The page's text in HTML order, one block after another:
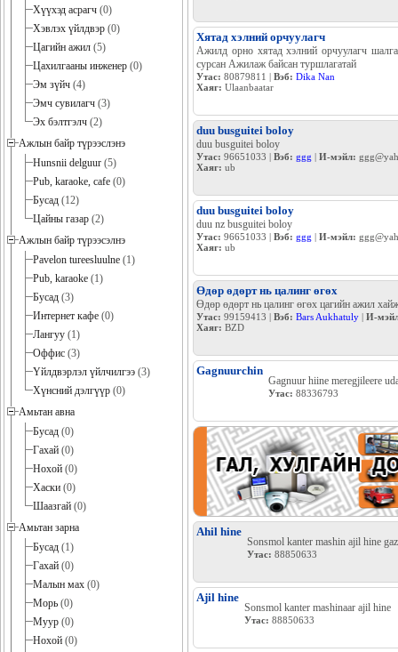
Хүүхэд асрагч (0)
Хэвлэх үйлдвэр (0)
Цагийн ажил (5)
Цахилгааны инженер (0)
Эм зүйч (4)
Эмч сувилагч (3)
Эх бэлтгэлч (2)
Ажлын байр түрээслэнэ
Hunsnii delguur (5)
Pub, karaoke, cafe (0)
Бусад (12)
Цайны газар (2)
Ажлын байр түрээсэлнэ
Pavelon tureesluulne (1)
Pub, karaoke (1)
Бусад (3)
Интернет кафе (0)
Лангуу (1)
Оффис (3)
Үйлдвэрлэл үйлчилгээ (3)
Хүнсний дэлгүүр (0)
Амьтан авна
Бусад (0)
Гахай (0)
Нохой (0)
Хаски (0)
Шаазгай (0)
Амьтан зарна
Бусад (1)
Гахай (0)
Малын мах (0)
Морь (0)
Муур (0)
Нохой (0)
Хятад хэлний орчуулагч
Ажилд орно хятад хэлний орчуулагч
сурсан Ажилаж байсан туршлагатай
Утас: 80879811 | Вэб: Dika Nan
Хаяг: Ulaanbaatar
duu busguitei boloy
duu busguitei boloy
Утас: 96651033 | Вэб: ggg | И-мэйл:
Хаяг: ub
duu busguitei boloy
duu nz busguitei boloy
Утас: 96651033 | Вэб: ggg | И-мэйл:
Хаяг: ub
Өдөр өдөрт нь цалинг өгөх
Өдөр өдөрт нь цалинг өгөх цагийн ажил
Утас: 99159413 | Вэб: Bars Aukhatuly | И-
Хаяг: BZD
Gagnuurchin
Gagnuur hiine meregjileere
Утас: 88336793
Ahil hine
Sonsmol kanter mashin ajil hine
Утас: 88850633
Ajil hine
Sonsmol kanter mashinaar ajil hine
Утас: 88850633